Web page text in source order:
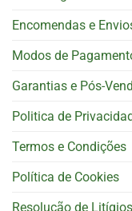
Encomendas e
Modos de
Garantias e Pós-
Politica de
Termos e Condições
Política de Cookies
Resolução de Litígios